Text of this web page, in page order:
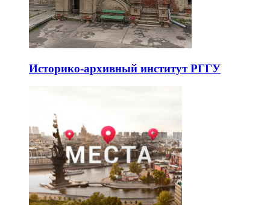
Историко-архивный институт РГГУ